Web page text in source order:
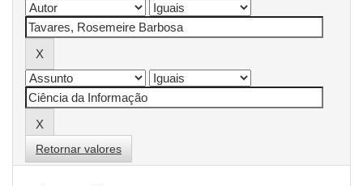
Retornar valores